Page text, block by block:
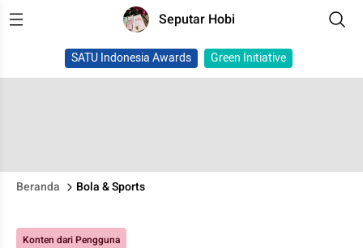
Seputar Hobi
SATU Indonesia Awards Green Initiative
Beranda Bola & Sports
Konten dari Pengguna